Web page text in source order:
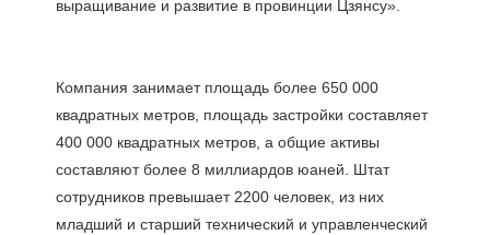
Компания занимает площадь более 650 000
квадратных метров, площадь застройки составляет
400 000 квадратных метров, а общие активы
составляют более 8 миллиардов юаней. Штат
сотрудников превышает 2200 человек, из них
младший и старший технический и управленческий